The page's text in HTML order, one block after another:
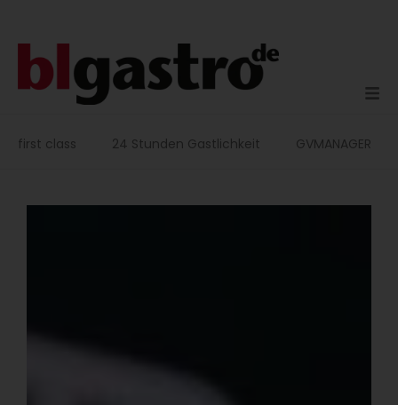
first class 24 Stunden Gastlichkeit GVMANAGER